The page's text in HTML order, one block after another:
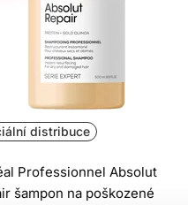
distribuce
Professionnel Absolut
šampon na poškozené